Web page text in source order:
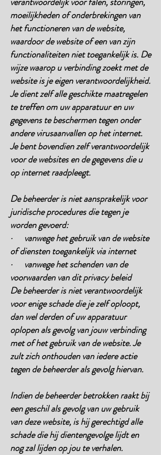
moeilijkheden of onderbrekingen van
het functioneren van de website,
waardoor de website of een van zijn
functionaliteiten niet toegankelijk is. De
wijze waarop u verbinding zoekt met de
website is je eigen verantwoordelijkheid.
Je dient zelf alle geschikte maatregelen
te treffen om uw apparatuur en uw
gegevens te beschermen tegen onder
andere virusaanvallen op het internet.
Je bent bovendien zelf verantwoordelijk
voor de websites en de gegevens die u
op internet raadpleegt.
De beheerder is niet aansprakelijk voor
juridische procedures die tegen je
worden gevoerd:
· vanwege het gebruik van de website
of diensten toegankelijk via internet
· vanwege het schenden van de
voorwaarden van dit privacy beleid
De beheerder is niet verantwoordelijk
voor enige schade die je zelf oploopt,
dan wel derden of uw apparatuur
oplopen als gevolg van jouw verbinding
met of het gebruik van de website. Je
zult zich onthouden van iedere actie
tegen de beheerder als gevolg hiervan.
Indien de beheerder betrokken raakt bij
een geschil als gevolg van uw gebruik
van deze website, is hij gerechtigd alle
schade die hij dientengevolge lijdt en
nog zal lijden op jou te verhalen.